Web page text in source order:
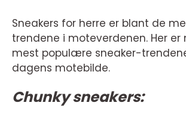
Sneakers for herre er blant de
trendene i moteverdenen. Her er
mest populære sneaker-
dagens motebilde.
Chunky sneakers: